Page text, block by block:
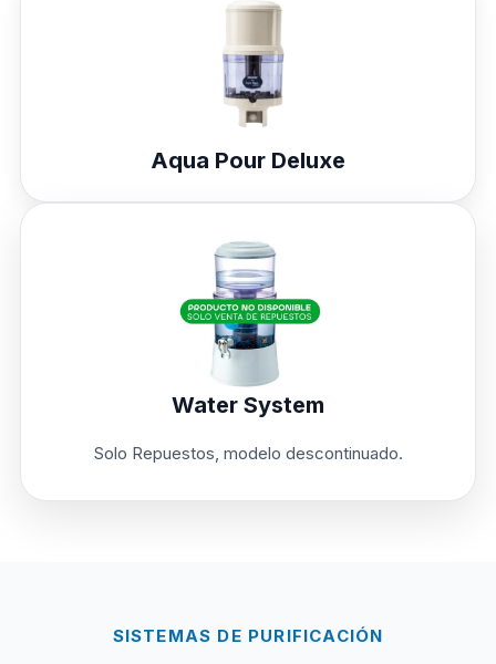
Aqua Pour Deluxe
Water System
Solo Repuestos, modelo descontinuado.
SISTEMAS DE PURIFICACIÓN